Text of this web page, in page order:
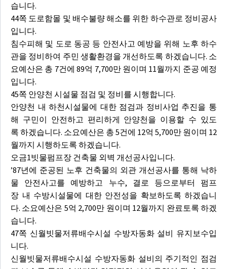
습니다.
44쪽 도로함몰 및 배수불량 해소를 위한 하수관로 정비공사
입니다.
침수피해 및 도로 동공 등 안전사고 예방을 위해 노후 하수
관을 정비하여 주민 생활환경을 개선하도록 하겠습니다. 소
요예산은 총 7건에 89억 7,700만 원이며 11월까지 준공 예정
입니다.
45쪽 안양천 시설물 점검 및 정비를 시행합니다.
안양천 내 하천시설물에 대한 점검과 정비사업 추진을 통
해 구민이 안전하고 편리하게 안양천을 이용할 수 있도
록 하겠습니다. 소요예산은 총 5건에 12억 5,700만 원이며 12
월까지 시행하도록 하겠습니다.
오금1빗물펌프장 건축물 외벽 개선공사입니다.
’87년에 준공된 노후 건축물의 외관 개선공사를 통해 낙하
물 안전사고를 예방하고 누수, 결로 등으로부터 펌프
장 내 수방시설물에 대한 안전성을 확보하도록 하겠습니
다. 소요예산은 5억 2,700만 원이며 12월까지 완료토록 하겠
습니다.
47쪽 신월빗물저류배수시설 수방자동화 설비 유지보수입
니다.
신월빗물저류배수시설 수방자동화 설비의 주기적인 점검